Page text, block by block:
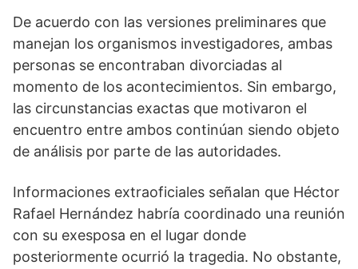
De acuerdo con las versiones preliminares que
manejan los organismos investigadores, ambas
personas se encontraban divorciadas al
momento de los acontecimientos. Sin embargo,
las circunstancias exactas que motivaron el
encuentro entre ambos continúan siendo objeto
de análisis por parte de las autoridades.
Informaciones extraoficiales señalan que Héctor
Rafael Hernández habría coordinado una reunión
con su exesposa en el lugar donde
posteriormente ocurrió la tragedia. No obstante,